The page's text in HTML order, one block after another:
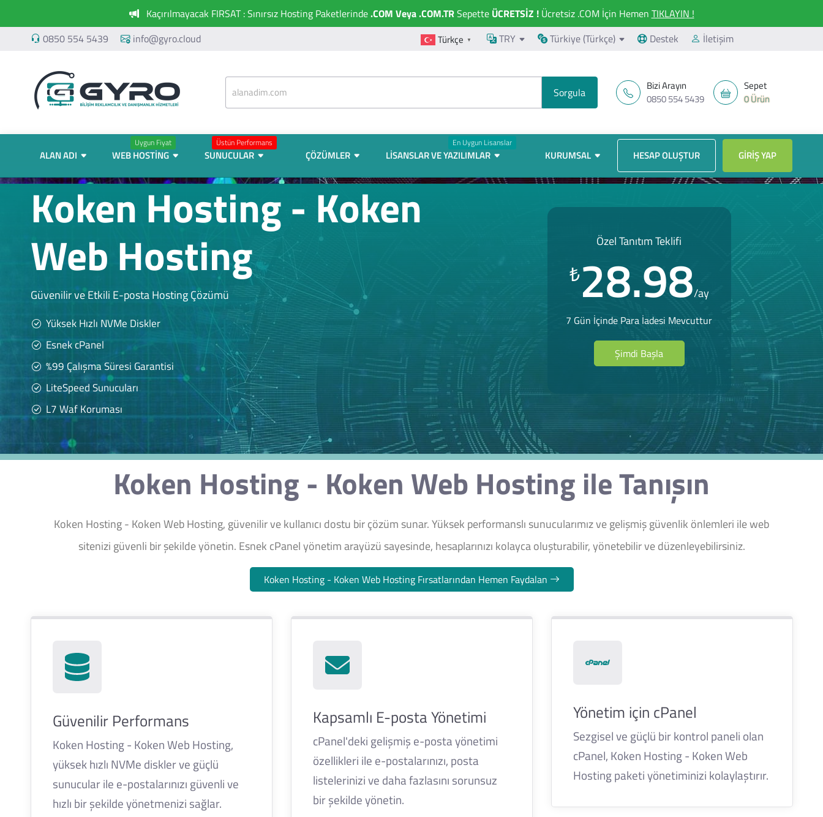
Kaçırılmayacak FIRSAT : Sınırsız Hosting Paketlerinde .COM Veya .COM.TRSepette ÜCRETSİZ !Ücretsiz .COM İçin Hemen TIKLAYIN !
0850 554 5439
info@gyro.cloud Türkçe ▼ TRY Türkiye (Türkçe) Destek İletişim
Bizi Arayın
0850 554 5439
Sepet
0 Ürün
ALAN ADI
Uygun Fiyat
WEB HOSTING
Üstün Performans
SUNUCULAR ÇÖZÜMLER
En Uygun Lisanslar
LISANSLAR VE YAZILIMLAR KURUMSAL HESAP OLUŞTUR GIRIŞ YAP
Koken Hosting - Koken
Web Hosting
Güvenilir ve Etkili E-posta Hosting Çözümü
Yüksek Hızlı NVMe Diskler
Esnek cPanel
%99 Çalışma Süresi Garantisi
LiteSpeed Sunucuları
L7 Waf Koruması
Özel Tanıtım Teklifi
₺28.98/ay
7 Gün İçinde Para İadesi Mevcuttur
Şimdi Başla
Koken Hosting - Koken Web Hosting ile Tanışın
Koken Hosting - Koken Web Hosting, güvenilir ve kullanıcı dostu bir çözüm sunar. Yüksek performanslı sunucularımız ve gelişmiş güvenlik önlemleri ile web
sitenizi güvenli bir şekilde yönetin. Esnek cPanel yönetim arayüzü sayesinde, hesaplarınızı kolayca oluşturabilir, yönetebilir ve düzenleyebilirsiniz.
Koken Hosting - Koken Web Hosting Fırsatlarından Hemen Faydalan
Güvenilir Performans
Koken Hosting - Koken Web Hosting,
yüksek hızlı NVMe diskler ve güçlü
sunucular ile e-postalarınızı güvenli ve
hızlı bir şekilde yönetmenizi sağlar.
Kapsamlı E-posta Yönetimi
cPanel'deki gelişmiş e-posta yönetimi
özellikleri ile e-postalarınızı, posta
listelerinizi ve daha fazlasını sorunsuz
bir şekilde yönetin.
Yönetim için cPanel
Sezgisel ve güçlü bir kontrol paneli olan
cPanel, Koken Hosting - Koken Web
Hosting paketi yönetiminizi kolaylaştırır.